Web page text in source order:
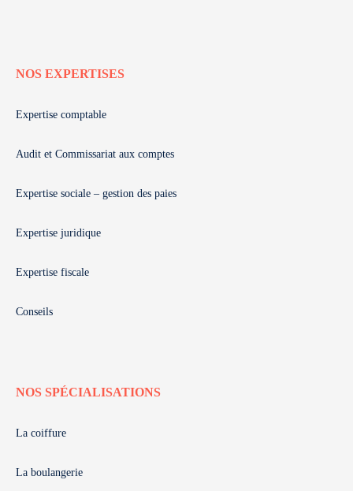
NOS EXPERTISES
Expertise comptable
Audit et Commissariat aux comptes
Expertise sociale – gestion des paies
Expertise juridique
Expertise fiscale
Conseils
NOS SPÉCIALISATIONS
La coiffure
La boulangerie